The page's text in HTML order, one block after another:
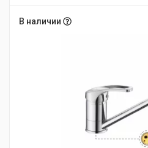
составляла
цена:
В наличии